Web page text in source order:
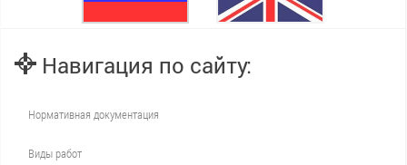
Навигация по сайту:
Нормативная документация
Виды работ